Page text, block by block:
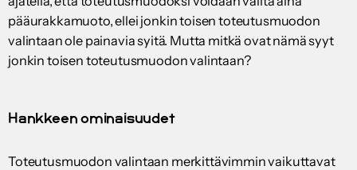
pääurakkamuoto, ellei jonkin toisen toteutusmuodon
valintaan ole painavia syitä. Mutta mitkä ovat nämä syyt
jonkin toisen toteutusmuodon valintaan?
Hankkeen ominaisuudet
Toteutusmuodon valintaan merkittävimmin vaikuttavat